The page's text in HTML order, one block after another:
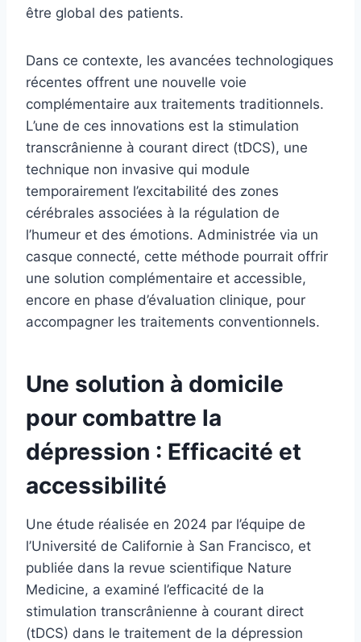
être global des patients.
Dans ce contexte, les avancées technologiques
récentes offrent une nouvelle voie
complémentaire aux traitements traditionnels.
L’une de ces innovations est la stimulation
transcrânienne à courant direct (tDCS), une
technique non invasive qui module
temporairement l’excitabilité des zones
cérébrales associées à la régulation de
l’humeur et des émotions. Administrée via un
casque connecté, cette méthode pourrait offrir
une solution complémentaire et accessible,
encore en phase d’évaluation clinique, pour
accompagner les traitements conventionnels.
Une solution à domicile
pour combattre la
dépression : Efficacité et
accessibilité
Une étude réalisée en 2024 par l’équipe de
l’Université de Californie à San Francisco, et
publiée dans la revue scientifique Nature
Medicine, a examiné l’efficacité de la
stimulation transcrânienne à courant direct
(tDCS) dans le traitement de la dépression